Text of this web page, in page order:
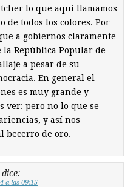
lo que aquí llamamos
de todos los colores. Por
a gobiernos claramente
República Popular de
a pesar de su
En general el
es muy grande y
ver: pero no lo que se
y así nos
becerro de oro.
dice:
a las 09:15